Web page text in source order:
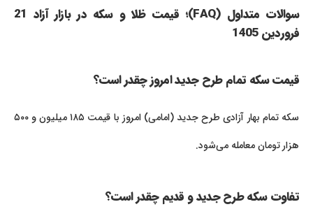
سوالات متداول (FAQ)؛ قیمت ظلا و سکه در بازار آزاد 21
فروردین 1405
قیمت سکه تمام طرح جدید امروز چقدر است؟
سکه تمام بهار آزادی طرح جدید (امامی) امروز با قیمت ۱۸۵ میلیون و ۵۰۰
هزار تومان معامله می‌شود.
تفاوت سکه طرح جدید و قدیم چقدر است؟